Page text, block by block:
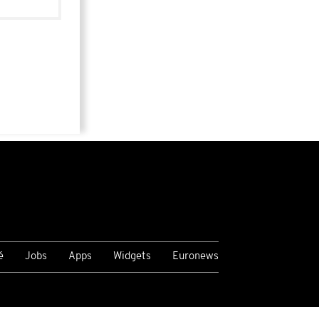
Jobs Apps Widgets Euronews